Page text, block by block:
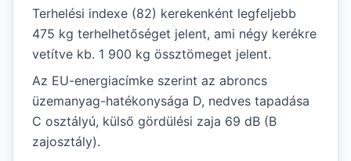
Terhelési indexe (82) kerekenként legfeljebb
475 kg terhelhetőséget jelent, ami négy kerékre
vetítve kb. 1 900 kg össztömeget jelent.
Az EU-energiacímke szerint az abroncs
üzemanyag-hatékonysága D, nedves tapadása
C osztályú, külső gördülési zaja 69 dB (B
zajosztály).